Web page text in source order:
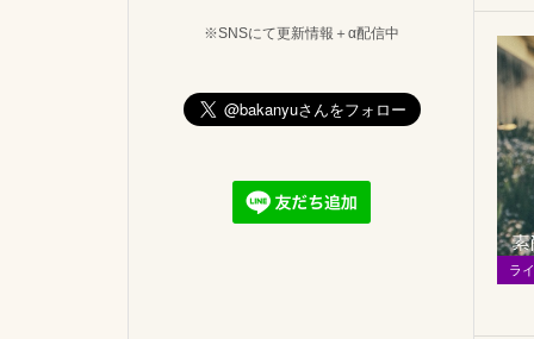
ラ
※SNSにて更新情報＋α配信中